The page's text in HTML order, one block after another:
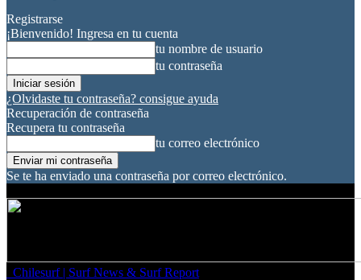
Registrarse
¡Bienvenido! Ingresa en tu cuenta
tu nombre de usuario
tu contraseña
¿Olvidaste tu contraseña? consigue ayuda
Recuperación de contraseña
Recupera tu contraseña
tu correo electrónico
Se te ha enviado una contraseña por correo electrónico.
Chilesurf | Surf News & Surf Report